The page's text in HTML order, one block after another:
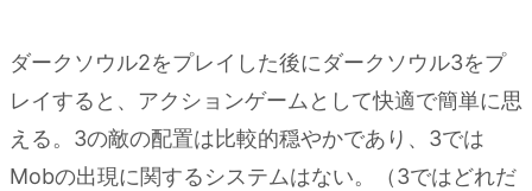
ダークソウル2をプレイした後にダークソウル3をプ
レイすると、アクションゲームとして快適で簡単に思
える。3の敵の配置は比較的穏やかであり、3では
Mobの出現に関するシステムはない。（3ではどれだ